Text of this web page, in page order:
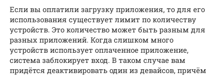
Если вы оплатили загрузку приложения, то для его
использования существует лимит по количеству
устройств. Это количество может быть разным для
разных приложений. Когда слишком много
устройств использует оплаченное приложение,
система заблокирует вход. В таком случае вам
придётся деактивировать один из девайсов, причём